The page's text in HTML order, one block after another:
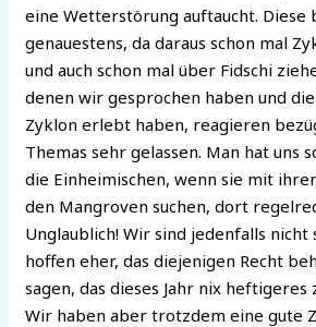
eine Wetterstörung auftaucht. Diese
genauestens, da daraus schon mal
und auch schon mal über Fidschi
denen wir gesprochen haben und
Zyklon erlebt haben, reagieren
Themas sehr gelassen. Man hat uns
die Einheimischen, wenn sie mit
den Mangroven suchen, dort
Unglaublich! Wir sind jedenfalls nicht
hoffen eher, das diejenigen Recht
sagen, das dieses Jahr nix
Wir haben aber trotzdem eine gute